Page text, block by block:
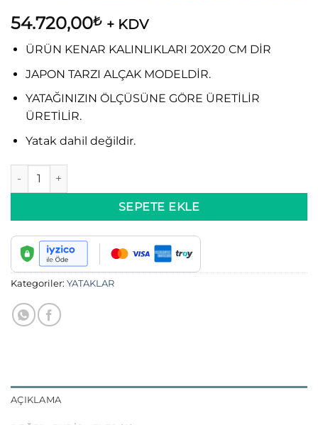
54.720,00₺ + KDV
ÜRÜN KENAR KALINLIKLARI 20X20 CM DİR
JAPON TARZI ALÇAK MODELDİR.
YATAĞINIZIN ÖLÇÜSÜNE GÖRE ÜRETİLİR
ÜRETİLİR.
Yatak dahil değildir.
JAPON AHŞAP YATAK adet
SEPETE EKLE
Kategoriler: YATAKLAR
AÇIKLAMA